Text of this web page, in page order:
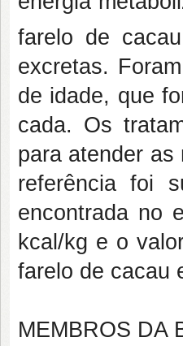
farelo de
excretas.
de idade, que
cada. Os
para atender
referência foi
encontrada no
kcal/kg e o
farelo de cacau
MEMBROS DA